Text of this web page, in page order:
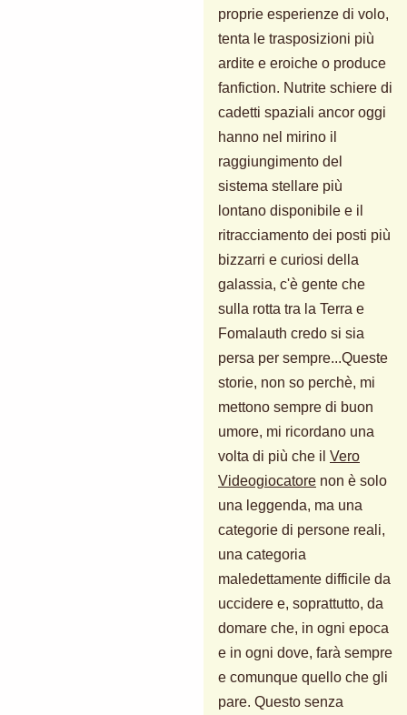
proprie esperienze di volo,
tenta le trasposizioni più
ardite e eroiche o produce
fanfiction. Nutrite schiere di
cadetti spaziali ancor oggi
hanno nel mirino il
raggiungimento del
sistema stellare più
lontano disponibile e il
ritracciamento dei posti più
bizzarri e curiosi della
galassia, c'è gente che
sulla rotta tra la Terra e
Fomalauth credo si sia
persa per sempre...Queste
storie, non so perchè, mi
mettono sempre di buon
umore, mi ricordano una
volta di più che il Vero
Videogiocatore non è solo
una leggenda, ma una
categorie di persone reali,
una categoria
maledettamente difficile da
uccidere e, soprattutto, da
domare che, in ogni epoca
e in ogni dove, farà sempre
e comunque quello che gli
pare. Questo senza